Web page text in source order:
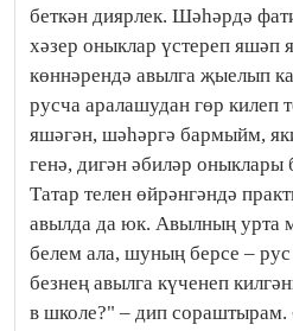
беткән диярлек. Шәһәрдә
хәзер оныклар үстереп яшәп
көннәрендә авылга җыелып
русча аралашудан гөр килеп
яшәгән, шәһәргә бармыйм,
генә, дигән әбиләр оныклары
Татар телен өйрәнгәндә
авылда да юк. Авылның урта
белем ала, шуның берсе –
безнең авылга күченеп
в школе?" – дип